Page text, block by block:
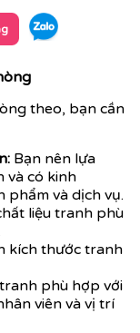
theo, bạn cần
Bạn nên lựa
và có kinh
phẩm và dịch vụ.
liệu tranh phù
kích thước tranh
phù hợp với
viên và vị trí